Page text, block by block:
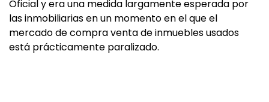
Oficial y era una medida largamente esperada por
las inmobiliarias en un momento en el que el
mercado de compra venta de inmuebles usados
está prácticamente paralizado.